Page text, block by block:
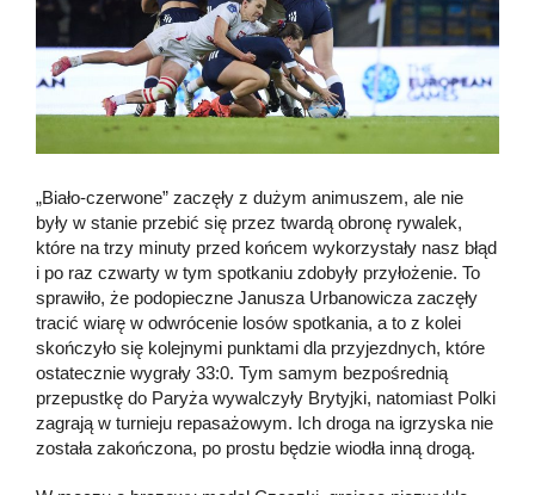
„Biało-czerwone” zaczęły z dużym animuszem, ale nie
były w stanie przebić się przez twardą obronę rywalek,
które na trzy minuty przed końcem wykorzystały nasz błąd
i po raz czwarty w tym spotkaniu zdobyły przyłożenie. To
sprawiło, że podopieczne Janusza Urbanowicza zaczęły
tracić wiarę w odwrócenie losów spotkania, a to z kolei
skończyło się kolejnymi punktami dla przyjezdnych, które
ostatecznie wygrały 33:0. Tym samym bezpośrednią
przepustkę do Paryża wywalczyły Brytyjki, natomiast Polki
zagrają w turnieju repasażowym. Ich droga na igrzyska nie
została zakończona, po prostu będzie wiodła inną drogą.